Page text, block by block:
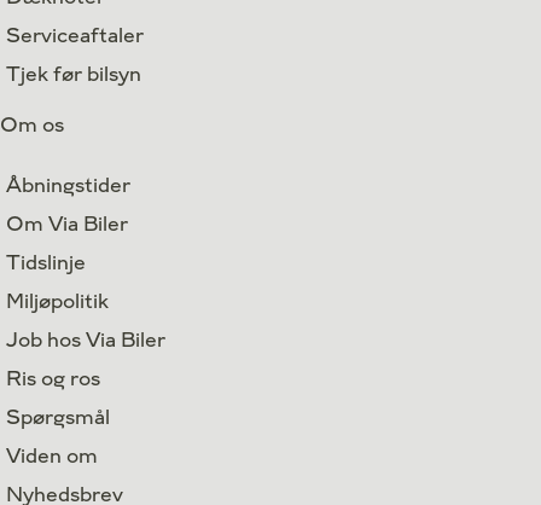
Serviceaftaler
Tjek før bilsyn
Om os
Åbningstider
Om Via Biler
Tidslinje
Miljøpolitik
Job hos Via Biler
Ris og ros
Spørgsmål
Viden om
Nyhedsbrev